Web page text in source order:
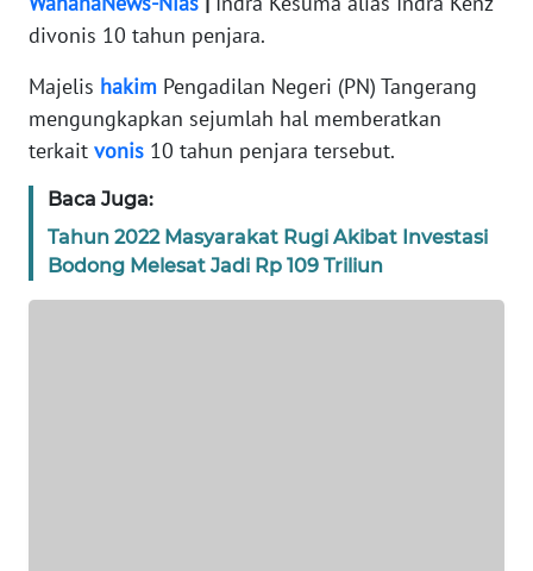
divonis 10 tahun penjara.
Majelis hakim Pengadilan Negeri (PN) Tangerang
mengungkapkan sejumlah hal memberatkan
terkait vonis 10 tahun penjara tersebut.
Baca Juga:
Tahun 2022 Masyarakat Rugi Akibat Investasi
Bodong Melesat Jadi Rp 109 Triliun
KAMI
PEDOMAN
SIBER
REDAKSI